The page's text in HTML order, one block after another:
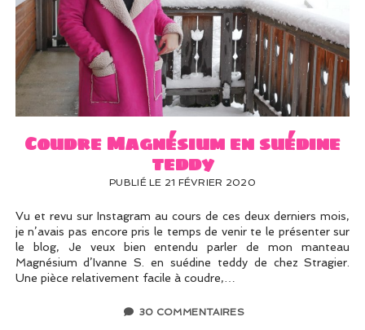
Coudre Magnésium en suédine
teddy
PUBLIÉ LE 21 FÉVRIER 2020
Vu et revu sur Instagram au cours de ces deux derniers mois,
je n’avais pas encore pris le temps de venir te le présenter sur
le blog, Je veux bien entendu parler de mon manteau
Magnésium d’Ivanne S. en suédine teddy de chez Stragier.
Une pièce relativement facile à coudre,…
30 COMMENTAIRES